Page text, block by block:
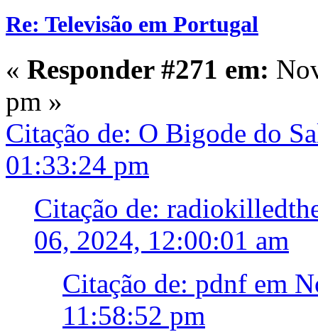
Re: Televisão em Portugal
« Responder #271 em:
pm »
Citação de: O Bigode do
01:33:24 pm
Citação de:
06, 2024, 12:00:01 am
Citação de: pdnf em
11:58:52 pm